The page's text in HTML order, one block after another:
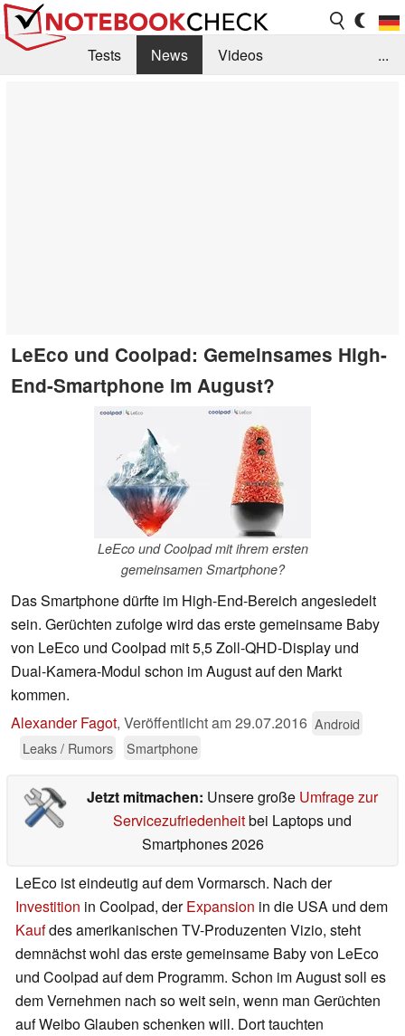
Tests News
Videos
...
LeEco und Coolpad: Gemeinsames High-
End-Smartphone im August?
LeEco und Coolpad mit ihrem ersten
gemeinsamen Smartphone?
Das Smartphone dürfte im High-End-Bereich angesiedelt
sein. Gerüchten zufolge wird das erste gemeinsame Baby
von LeEco und Coolpad mit 5,5 Zoll-QHD-Display und
Dual-Kamera-Modul schon im August auf den Markt
kommen.
Alexander Fagot, Veröffentlicht am29.07.2016 Android
Leaks / Rumors
Smartphone
Jetzt mitmachen: Unsere große Umfrage zur
Servicezufriedenheitbei Laptops und
Smartphones 2026
LeEco ist eindeutig auf dem Vormarsch. Nach der
Investition in Coolpad, derExpansion in die USA und dem
Kaufdes amerikanischen TV-Produzenten Vizio, steht
demnächst wohl das erste gemeinsame Baby von LeEco
und Coolpad auf dem Programm. Schon im August soll es
dem Vernehmen nach so weit sein, wenn man Gerüchten
auf Weibo Glauben schenken will. Dort tauchten